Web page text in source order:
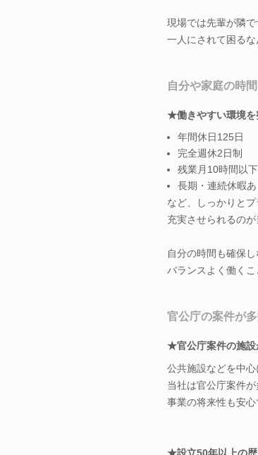
現場では先輩が隣で
一人にされて困るな
自分や家庭の時
★働きやすい環境を
年間休日125日
完全週休2日制
残業月10時間以下
長期・連続休暇あ
など、しっかりと
充実させられるの
自分の時間も確保し
バランスよく働く
官公庁の案件が
★官公庁案件の施設
公共施設などを中心
当社は官公庁案件が
事業の将来性も安
★設立50年以上の歴